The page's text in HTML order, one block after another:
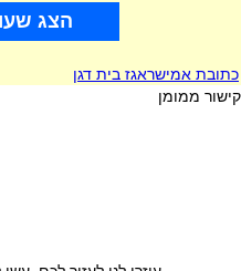
הצג
כתובת אמישראגז בית דגן
קישור ממומן